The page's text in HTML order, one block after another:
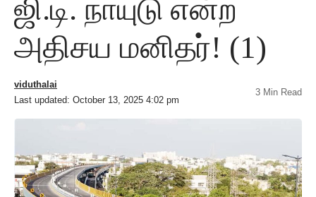
ஜி.டி. நாயுடு என்ற
அதிசய மனிதர்! (1)
Last updated: October 13, 2025 4:02 pm
viduthalai
3 Min Read